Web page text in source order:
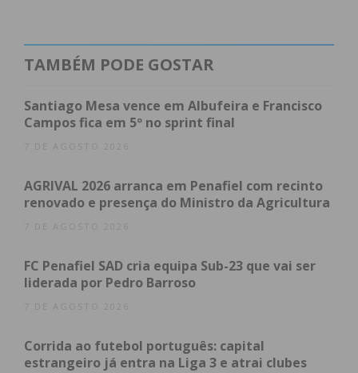
TAMBÉM PODE GOSTAR
Santiago Mesa vence em Albufeira e Francisco
Campos fica em 5º no sprint final
7 DE AGOSTO 2026
AGRIVAL 2026 arranca em Penafiel com recinto
renovado e presença do Ministro da Agricultura
7 DE AGOSTO 2026
FC Penafiel SAD cria equipa Sub-23 que vai ser
liderada por Pedro Barroso
7 DE AGOSTO 2026
Corrida ao futebol português: capital
estrangeiro já entra na Liga 3 e atrai clubes